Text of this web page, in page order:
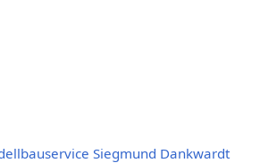
Siegmund Dankwardt